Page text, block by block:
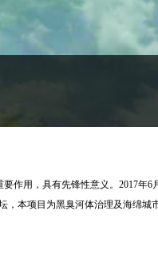
作用，具有先锋性意义。2017
，本项目为黑臭河体治理及海绵